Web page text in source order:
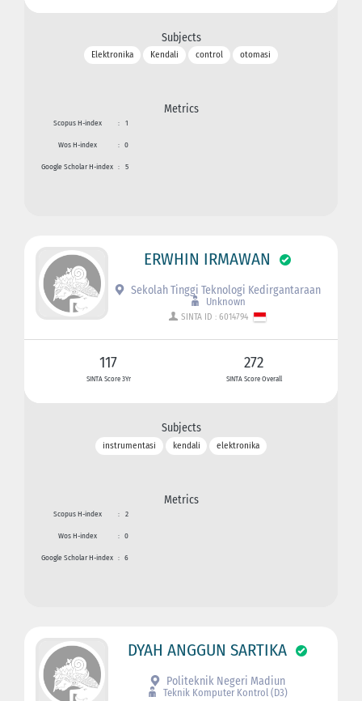
Subjects
Elektronika Kendali control otomasi
Metrics
Scopus H-index : 1
Wos H-index : 0
Google Scholar H-index : 5
ERWHIN IRMAWAN
Sekolah Tinggi Teknologi Kedirgantaraan
Unknown
SINTA ID : 6014794
117
SINTA Score 3Yr
272
SINTA Score Overall
Subjects
instrumentasi kendali elektronika
Metrics
Scopus H-index : 2
Wos H-index : 0
Google Scholar H-index : 6
DYAH ANGGUN SARTIKA
Politeknik Negeri Madiun
Teknik Komputer Kontrol (D3)